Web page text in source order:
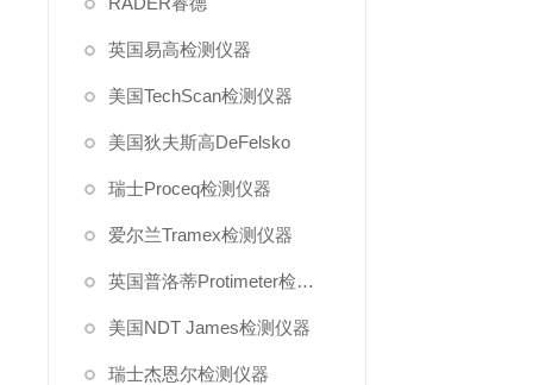
英国易高检测仪器
美国TechScan检测仪器
美国狄夫斯高DeFelsko
瑞士Proceq检测仪器
爱尔兰Tramex检测仪器
英国普洛蒂Protimeter检测仪器
美国NDT James检测仪器
瑞士杰恩尔检测仪器